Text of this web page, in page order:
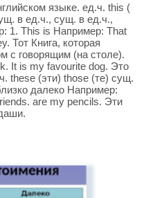
языке. ед.ч. this (
в ед.ч., сущ. в ед.ч.,
1. This is Например: That
Тот Книга, которая
с говорящим (на столе).
It is my favourite dog. Это
these (эти) those (те) сущ.
далеко Например:
are my pencils. Эти